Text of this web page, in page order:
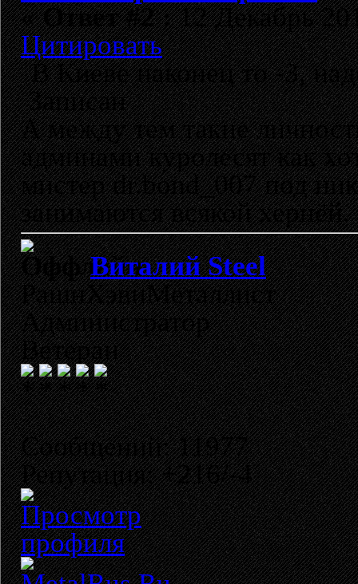
«Ответ #2 :12 Декабрь
Цитировать
В Киеве наконец то -3,
Записан
А между тем такие
админами куролесят как
мистер dr.bond_007 под
занимаются всякой
Виталий Steel
РашнХэвиМеталлист
Администратор
Ветеран
Сообщений: 11977
Репутация: +216/-4